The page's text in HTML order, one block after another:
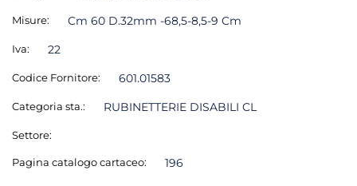
Misure: Cm 60 D.32mm -68,5-8,5-9 Cm
Iva: 22
Codice Fornitore: 601.01583
Categoria sta.: RUBINETTERIE DISABILI CL
Settore:
Pagina catalogo cartaceo: 196